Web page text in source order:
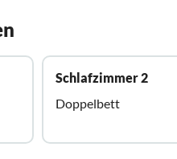
Schlafzimmer 2
Doppelbett